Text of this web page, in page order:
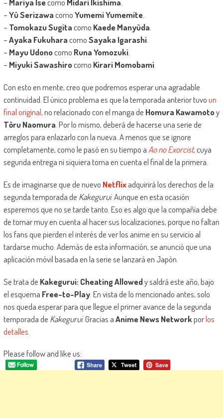
– Mariya Isecomo Midari Ikishima
–Yū SerizawacomoYumemi Yumemite.
– Tomokazu Sugitacomo Kaede Manyūda
–Ayaka FukuharacomoSayaka Igarashi.
– Mayu Udonocomo Runa Yomozuki.
– Miyuki Sawashirocomo Kirari Momobami.
Con esto en mente, creo que podremos esperar una agradable
continuidad. El único problema es que la temporada anterior tuvoun
final original, no relacionado con el manga de Homura Kawamotoy
Tōru Naomura . Por lo mismo, deberá de hacerse una serie de
arreglos para enlazarlo con la nueva. A menos que se ignore
completamente, como le pasó en su tiempo a Ao no Exorcist, cuya
segunda entrega ni siquiera toma en cuenta el final de la primera.
Es de imaginarse que de nuevo Netflixadquirirá los derechos de la
segunda temporada de Kakegurui. Aunque en esta ocasión
esperemos que no se tarde tanto. Eso es algo que la compañía debe
de tomar muy en cuenta al hacer sus localizaciones, porque no faltan
los fans que pierden el interés de ver los anime en su servicio al
tardarse mucho. Además de esta información, se anunció que una
aplicación móvil basada en la serie se lanzará en Japón.
Se trata de Kakegurui: Cheating Allowedy saldrá este año, bajo
el esquema Free-to-Play. En vista de lo mencionado antes, solo
nos queda esperar para que llegue el primer avance de la segunda
temporada de Kakegurui. Gracias aAnime News Networkporlos
detalles
Please follow and like us: